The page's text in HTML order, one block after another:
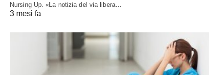
Nursing Up. «La notizia del via libera…
3 mesi fa